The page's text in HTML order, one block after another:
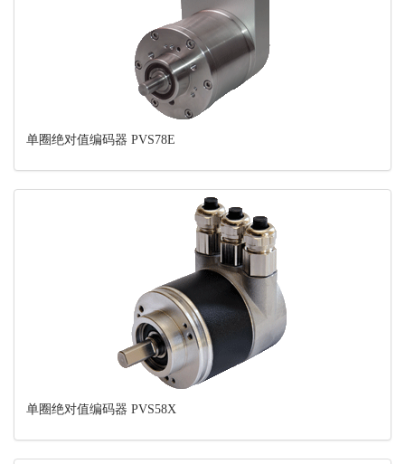
单圈绝对值编码器 PVS78E
单圈绝对值编码器 PVS58X